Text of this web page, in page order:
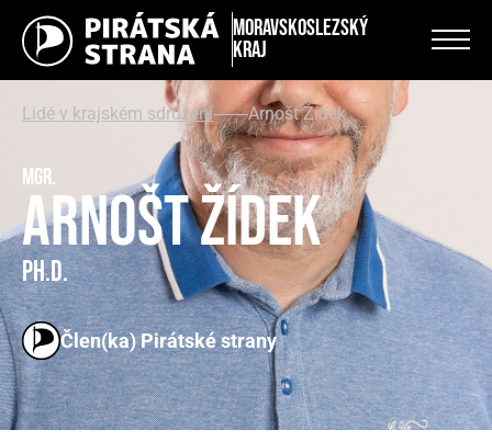
Moravskoslezský
kraj
Lidé v krajském sdružení Arnošt Žídek
Mgr.
Arnošt Žídek
Ph.D.
Člen(ka) Pirátské strany